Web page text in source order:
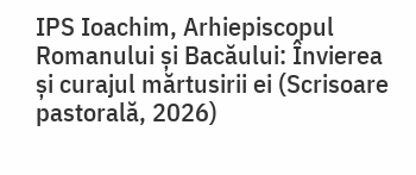
IPS Ioachim, Arhiepiscopul
Romanului și Bacăului: Învierea
și curajul mărtusirii ei (Scrisoare
pastorală, 2026)